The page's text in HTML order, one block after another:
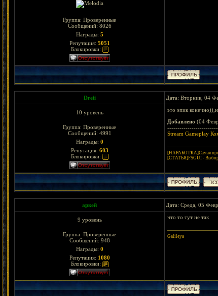
Группа: Проверенные
Сообщений: 8026
Награды: 5
Репутация: 5051
Блокировки:
Dreii Дата: Вторник, 04
10 уровень
Группа: Проверенные
Сообщений: 4991
Награды: 0
Репутация: 603
Блокировки:
это эпик
Добавлено (04
Stream Gameplay
[НАРАБОТКА]Самая
[СТАТЬЯ]FSGUI - Выбор
аркей Дата: Среда, 05
9 уровень
Группа: Проверенные
Сообщений: 948
Награды: 0
Репутация: 1080
Блокировки:
что то тут не так
Galileya